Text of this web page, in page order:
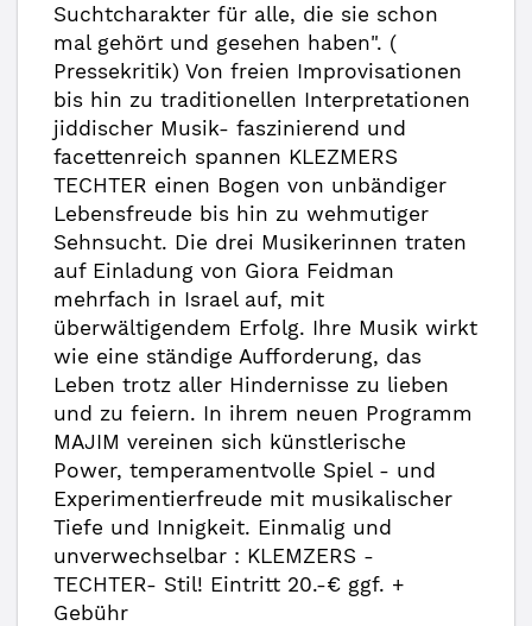
Suchtcharakter für alle, die sie schon
mal gehört und gesehen haben". (
Pressekritik) Von freien Improvisationen
bis hin zu traditionellen Interpretationen
jiddischer Musik- faszinierend und
facettenreich spannen KLEZMERS
TECHTER einen Bogen von unbändiger
Lebensfreude bis hin zu wehmutiger
Sehnsucht. Die drei Musikerinnen traten
auf Einladung von Giora Feidman
mehrfach in Israel auf, mit
überwältigendem Erfolg. Ihre Musik wirkt
wie eine ständige Aufforderung, das
Leben trotz aller Hindernisse zu lieben
und zu feiern. In ihrem neuen Programm
MAJIM vereinen sich künstlerische
Power, temperamentvolle Spiel - und
Experimentierfreude mit musikalischer
Tiefe und Innigkeit. Einmalig und
unverwechselbar : KLEMZERS -
TECHTER- Stil! Eintritt 20.-€ ggf. +
Gebühr